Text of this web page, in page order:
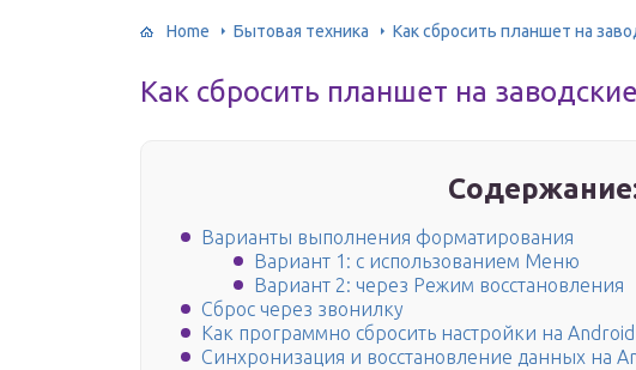
Home Бытовая техника Как сбросить планшет на
Как сбросить планшет на
Варианты выполнения форматирования
Вариант 1: с использованием Меню
Вариант 2: через Режим восстановления
Сброс через звонилку
Как программно сбросить настройки на Android
Синхронизация и восстановление данных на